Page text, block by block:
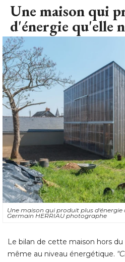
Une maison qui
d'énergie qu'elle
Une maison qui produit plus
Germain HERRIAU photographe
Le bilan de cette maison hors
même au niveau énergétique.